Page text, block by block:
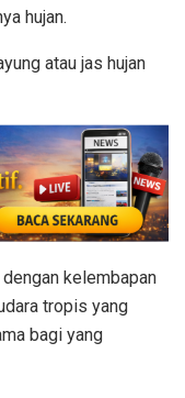
hujan.
atau jas hujan
kelembapan
tropis yang
bagi yang